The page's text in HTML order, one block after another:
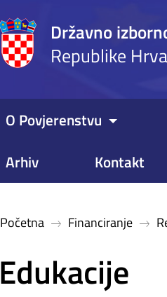
Državno
Republike
O Povjerenstvu
Arhiv
Kontakt
Početna Financiranje
Edukacije